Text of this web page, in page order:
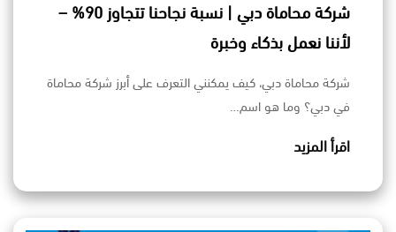
شركة محاماة دبي | نسبة نجاحنا تتجاوز 90% –
لأننا نعمل بذكاء وخبرة
شركة محاماة دبي، كيف يمكنني التعرف على أبرز شركة محاماة
في دبي؟ وما هو اسم…
اقرأ المزيد